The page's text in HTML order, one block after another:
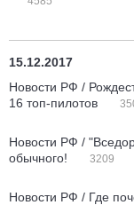
15.12.2017
Новости РФ /
16 топ-пилотов
Новости РФ /
обычного!
3209
Новости РФ / Где